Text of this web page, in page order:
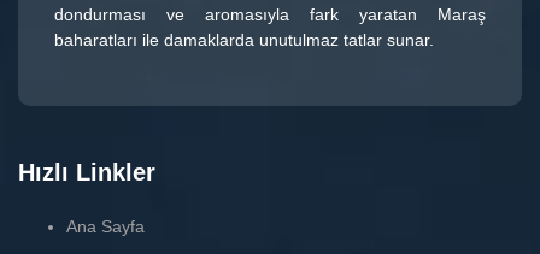
dondurması ve aromasıyla fark yaratan Maraş
baharatları ile damaklarda unutulmaz tatlar sunar.
Hızlı Linkler
Ana Sayfa